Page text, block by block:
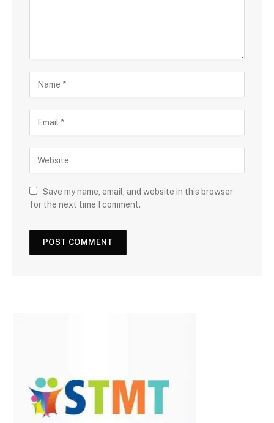
Save my name, email, and website in this browser
for the next time I comment.